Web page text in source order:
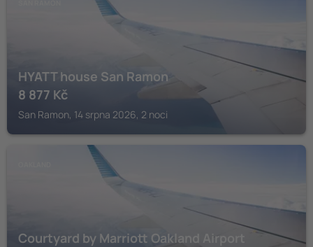
HYATT house San Ramon
8 877 Kč
San Ramon, 14 srpna 2026, 2 noci
Courtyard by Marriott Oakland Airport